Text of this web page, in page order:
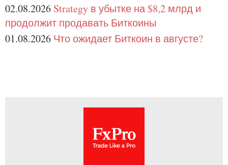
02.08.2026 Strategy в убытке на $8,2 млрд и
продолжит продавать Биткоины
01.08.2026 Что ожидает Биткоин в августе?